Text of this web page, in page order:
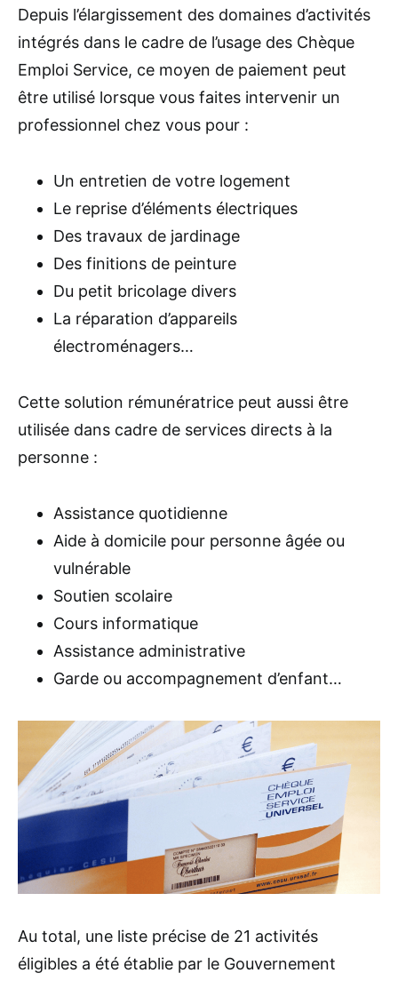
Depuis l’élargissement des domaines d’activités
intégrés dans le cadre de l’usage des Chèque
Emploi Service, ce moyen de paiement peut
être utilisé lorsque vous faites intervenir un
professionnel chez vous pour :
Un entretien de votre logement
Le reprise d’éléments électriques
Des travaux de jardinage
Des finitions de peinture
Du petit bricolage divers
La réparation d’appareils
électroménagers…
Cette solution rémunératrice peut aussi être
utilisée dans cadre de services directs à la
personne :
Assistance quotidienne
Aide à domicile pour personne âgée ou
vulnérable
Soutien scolaire
Cours informatique
Assistance administrative
Garde ou accompagnement d’enfant…
Au total, une liste précise de 21 activités
éligibles a été établie par le Gouvernement